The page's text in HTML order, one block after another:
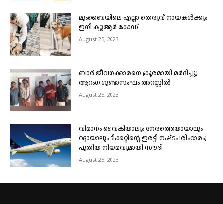
മുംബൈയിലെ എല്ലാ തെരുവ് നായകൾക്കും
ഇനി ക്യുആർ കോഡ്
August 25, 2023
ബാർ ജീവനക്കാരനെ ക്രൂരമായി മർദിച്ചു;
ആറംഗ ഗുണ്ടാസംഘം അറസ്റ്റിൽ
August 25, 2023
വിമാനം വൈകിയാലും നേരത്തെയായാലും
റദ്ദായാലും ടിക്കറ്റിന്റെ ഇരട്ടി നഷ്ടപരിഹാരം;
പുതിയ നിയമവുമായി സൗദി
August 25, 2023